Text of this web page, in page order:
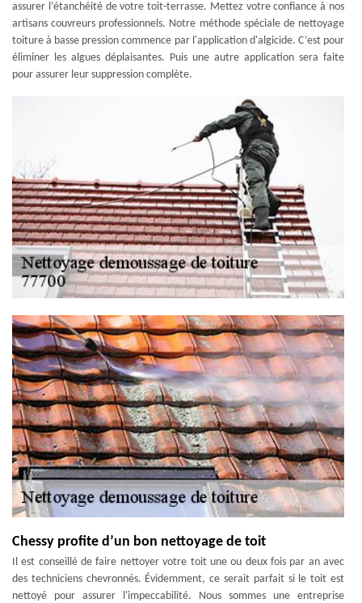
assurer l’étanchéité de votre toit-terrasse. Mettez votre confiance à nos
artisans couvreurs professionnels. Notre méthode spéciale de nettoyage
toiture à basse pression commence par l'application d'algicide. C’est pour
éliminer les algues déplaisantes. Puis une autre application sera faite
pour assurer leur suppression complète.
Chessy profite d’un bon nettoyage de toit
Il est conseillé de faire nettoyer votre toit une ou deux fois par an avec
des techniciens chevronnés. Évidemment, ce serait parfait si le toit est
nettoyé pour assurer l'impeccabilité. Nous sommes une entreprise